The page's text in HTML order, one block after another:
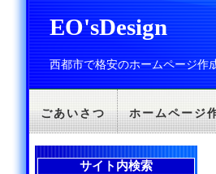
EO'sDesign
西都市で格安のホームページ作
ごあいさつ ホームページ
サイト内検索